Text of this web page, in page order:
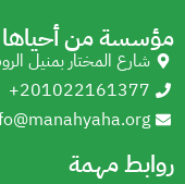
مؤسسة من أحياها
شارع المختار بمنيل
+201022161377
روابط مهمة